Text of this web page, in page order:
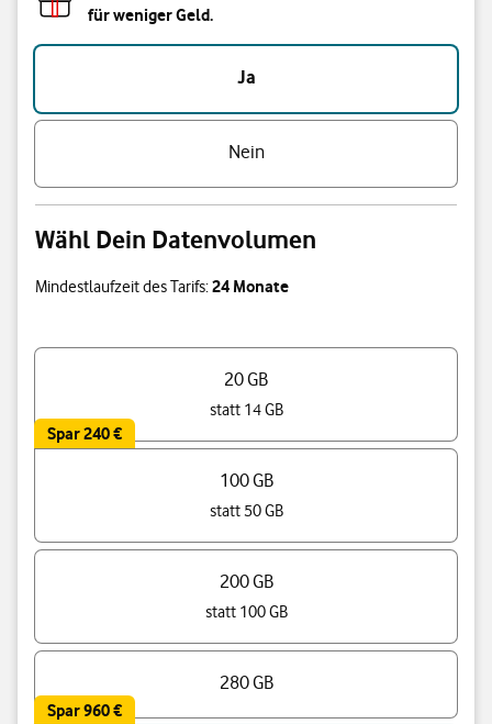
für weniger Geld.
Bist Du unter 28?
Ja
Nein
Wähl Dein Datenvolumen
Mindestlaufzeit des Tarifs:24 Monate
Wähl Dein Datenvolumen
20 GB
statt 14 GB
Spar 240 €
100 GB
statt 50 GB
200 GB
statt 100 GB
280 GB
Spar 960 €